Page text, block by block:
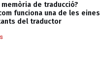
memòria de traducció?
funciona una de les eines
del traductor